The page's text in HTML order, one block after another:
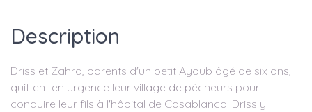
Description
Driss et Zahra, parents d'un petit Ayoub âgé de six ans,
quittent en urgence leur village de pêcheurs pour
conduire leur fils à l'hôpital de Casablanca. Driss y